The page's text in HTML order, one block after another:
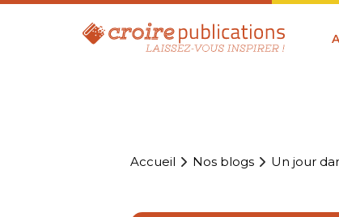
Accueil Nos blogs Un jour